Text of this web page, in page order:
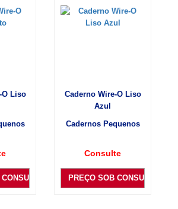
O Liso
Caderno Wire-O Liso
Azul
Cadernos Pequenos
Consulte
PREÇO SOB CONSULTA